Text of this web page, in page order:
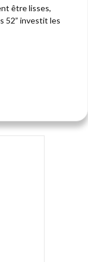
être lisses,
52” investit les